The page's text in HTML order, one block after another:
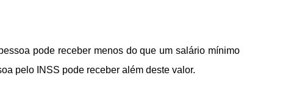
pode receber menos do que um salário mínimo
pelo INSS pode receber além deste valor.